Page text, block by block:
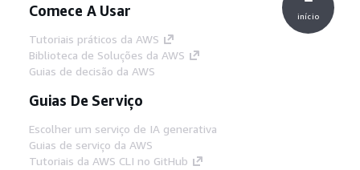
Comece A Usar
Tutoriais práticos da AWS
Biblioteca de Soluções da AWS
Guias de decisão da AWS
Guias De Serviço
Escolher um serviço de IA generativa
Guias de serviço da AWS
Tutoriais da AWS CLI no GitHub
início